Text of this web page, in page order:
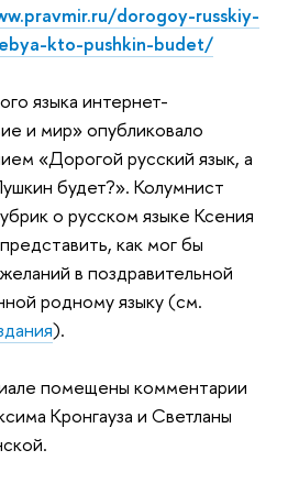
dorogoy-russkiy-
kto-pushkin-budet/
языка интернет-
и мир» опубликовало
«Дорогой русский язык, а
будет?». Колумнист
о русском языке Ксения
как мог бы
в поздравительной
родному языку (см.
).
помещены комментарии
Кронгауза и Светланы